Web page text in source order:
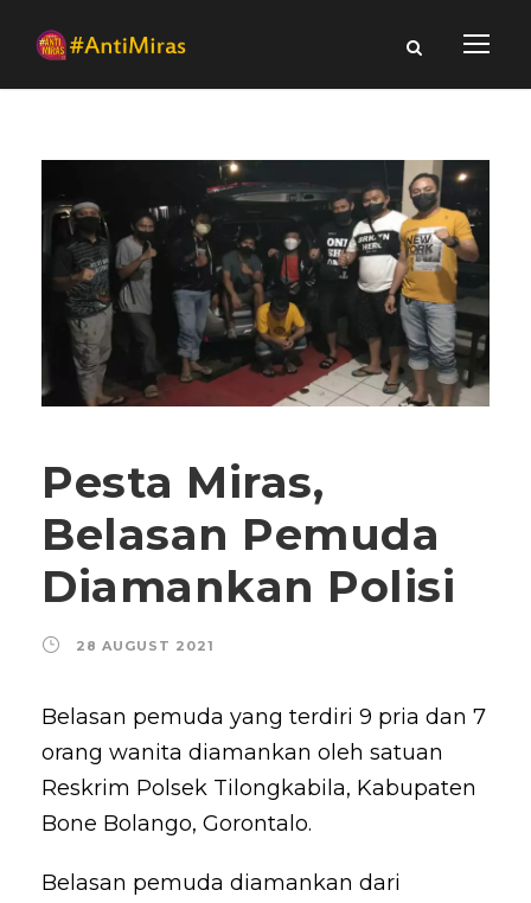
Pesta Miras,
Belasan Pemuda
Diamankan Polisi
28 AUGUST 2021
Belasan pemuda yang terdiri 9 pria dan 7
orang wanita diamankan oleh satuan
Reskrim Polsek Tilongkabila, Kabupaten
Bone Bolango, Gorontalo.
Belasan pemuda diamankan dari